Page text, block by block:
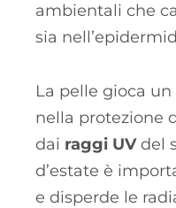
ambientali che
sia
La pelle gioca
nella protezione
dai raggi UVdel
d’estate è
e disperde le